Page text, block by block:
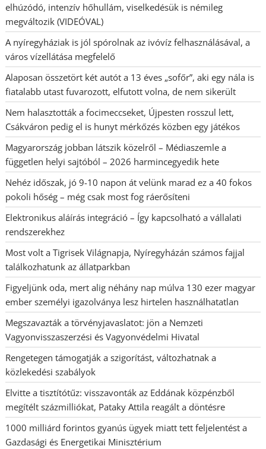
elhúzódó, intenzív hőhullám, viselkedésük is némileg
megváltozik (VIDEÓVAL)
A nyíregyháziak is jól spórolnak az ivóvíz felhasználásával, a
város vízellátása megfelelő
Alaposan összetört két autót a 13 éves „sofőr”, aki egy nála is
fiatalabb utast fuvarozott, elfutott volna, de nem sikerült
Nem halasztották a focimeccseket, Újpesten rosszul lett,
Csákváron pedig el is hunyt mérkőzés közben egy játékos
Magyarország jobban látszik közelről – Médiaszemle a
független helyi sajtóból – 2026 harmincegyedik hete
Nehéz időszak, jó 9-10 napon át velünk marad ez a 40 fokos
pokoli hőség – még csak most fog ráerősíteni
Elektronikus aláírás integráció – Így kapcsolható a vállalati
rendszerekhez
Most volt a Tigrisek Világnapja, Nyíregyházán számos fajjal
találkozhatunk az állatparkban
Figyeljünk oda, mert alig néhány nap múlva 130 ezer magyar
ember személyi igazolványa lesz hirtelen használhatatlan
Megszavazták a törvényjavaslatot: jön a Nemzeti
Vagyonvisszaszerzési és Vagyonvédelmi Hivatal
Rengetegen támogatják a szigorítást, változhatnak a
közlekedési szabályok
Elvitte a tisztítótűz: visszavonták az Eddának közpénzből
megítélt százmilliókat, Pataky Attila reagált a döntésre
1000 milliárd forintos gyanús ügyek miatt tett feljelentést a
Gazdasági és Energetikai Minisztérium